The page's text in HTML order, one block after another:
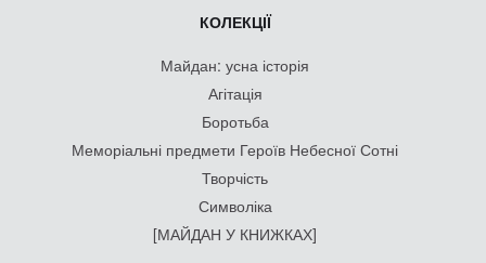
КОЛЕКЦІЇ
Майдан: усна історія
Агітація
Боротьба
Меморіальні предмети Героїв Небесної Сотні
Творчість
Символіка
[МАЙДАН У КНИЖКАХ]